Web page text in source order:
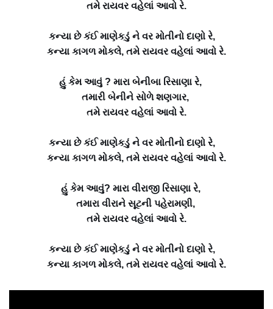
તમે રાયવર વહેલાં આવો રે.
કન્યા છે કંઈ માણેકડું ને વર મોતીનો દાણો રે,
કન્યા કાગળ મોકલે, તમે રાયવર વહેલાં આવો રે.
હું કેમ આવું ? મારા બેનીબા રિસાણા રે,
તમારી બેનીને સોળે શણગાર,
તમે રાયવર વહેલાં આવો રે.
કન્યા છે કંઈ માણેકડું ને વર મોતીનો દાણો રે,
કન્યા કાગળ મોકલે, તમે રાયવર વહેલાં આવો રે.
હું કેમ આવું? મારા વીરાજી રિસાણા રે,
તમારા વીરાને સૂટની પહેરામણી,
તમે રાયવર વહેલાં આવો રે.
કન્યા છે કંઈ માણેકડું ને વર મોતીનો દાણો રે,
કન્યા કાગળ મોકલે, તમે રાયવર વહેલાં આવો રે.